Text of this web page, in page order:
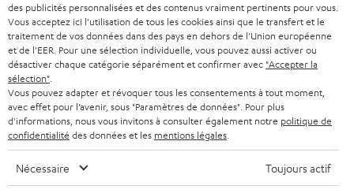
D
o
c
u
m
e
n
t
Mode d’emploi: Fender x Teufel ROCKSTER GO 2
Guide de démarrage rapide: Fender x Teufel
ROCKSTER GO 2
Livret de sécurité: Fender x Teufel ROCKSTER GO 2
Déclaration de conformité: Fender x Teufel
ROCKSTER GO 2
des publicités personnalisées et des contenus vraiment pertinents pour vous.
Vous acceptez ici l'utilisation de tous les cookies ainsi que le transfert et le
traitement de vos données dans des pays en dehors de l'Union européenne
et de l'EER. Pour une sélection individuelle, vous pouvez aussi activer ou
désactiver chaque catégorie séparément et confirmer avec "Accepter la
sélection"
Vous pouvez adapter et révoquer tous les consentements à tout moment,
avec effet pour l’avenir, sous "Paramètres de données". Pour plus
d'informations, nous vous invitons à consulter également notre politique de
confidentialité des données et les mentions légales
Nécessaire Toujours actif